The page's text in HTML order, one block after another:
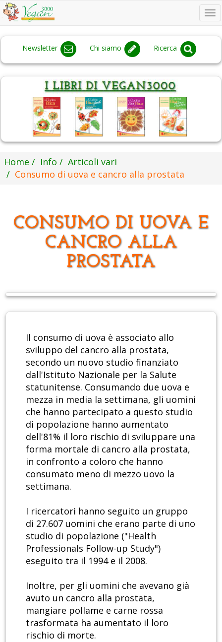
Newsletter Chi siamo Ricerca
Home Info
Articoli vari
Consumo di uova e cancro alla prostata
CONSUMO DI UOVA E
CANCRO ALLA
PROSTATA
Il consumo di uova è associato allo
sviluppo del cancro alla prostata,
secondo un nuovo studio finanziato
dall'Istituto Nazionale per la Salute
statunitense. Consumando due uova e
mezza in media la settimana, gli uomini
che hanno partecipato a questo studio
di popolazione hanno aumentato
dell'81% il loro rischio di sviluppare una
forma mortale di cancro alla prostata,
in confronto a coloro che hanno
consumato meno di mezzo uovo la
settimana.
I ricercatori hanno seguito un gruppo
di 27.607 uomini che erano parte di uno
studio di popolazione ("Health
Professionals Follow-up Study")
eseguito tra il 1994 e il 2008.
Inoltre, per gli uomini che avevano già
avuto un cancro alla prostata,
mangiare pollame e carne rossa
trasformata ha aumentato il loro
rischio di morte.